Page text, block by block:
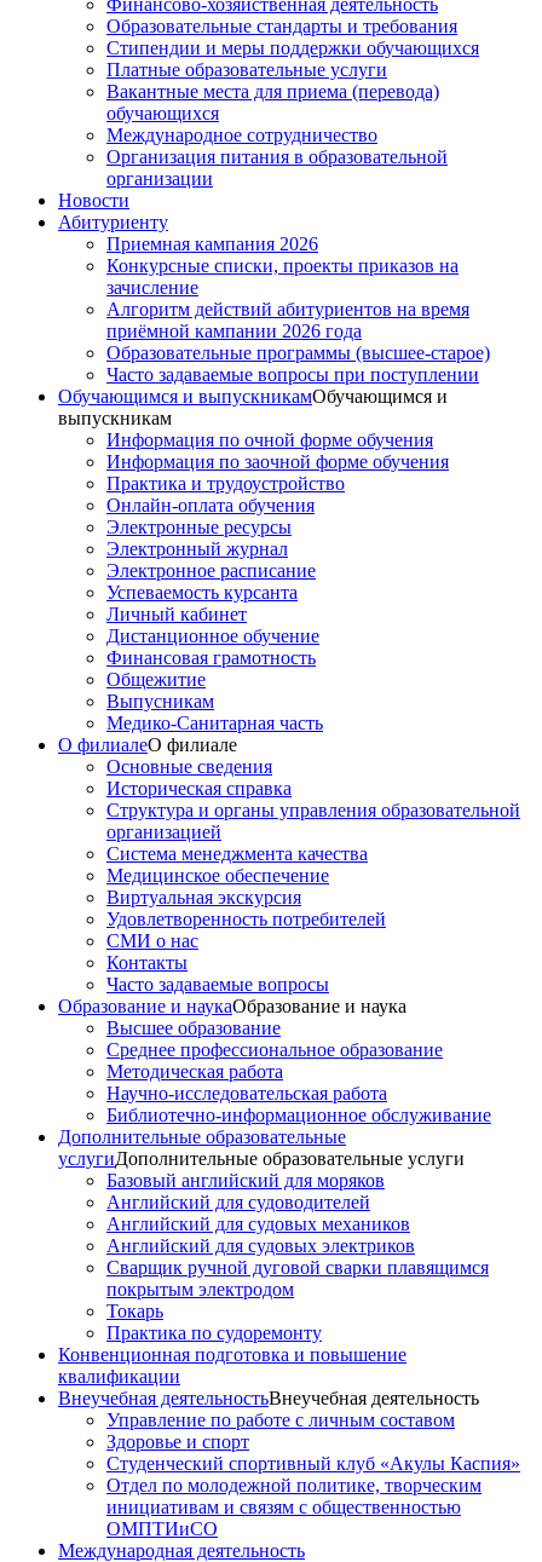
Финансово-хозяйственная деятельность
Образовательные стандарты и требования
Стипендии и меры поддержки обучающихся
Платные образовательные услуги
Вакантные места для приема (перевода)
обучающихся
Международное сотрудничество
Организация питания в образовательной
организации
Новости
Абитуриенту
Приемная кампания 2026
Конкурсные списки, проекты приказов на
зачисление
Алгоритм действий абитуриентов на время
приёмной кампании 2026 года
Образовательные программы (высшее-старое)
Часто задаваемые вопросы при поступлении
Обучающимся и выпускникамОбучающимся и
выпускникам
Информация по очной форме обучения
Информация по заочной форме обучения
Практика и трудоустройство
Онлайн-оплата обучения
Электронные ресурсы
Электронный журнал
Электронное расписание
Успеваемость курсанта
Личный кабинет
Дистанционное обучение
Финансовая грамотность
Общежитие
Выпусникам
Медико-Санитарная часть
О филиалеО филиале
Основные сведения
Историческая справка
Структура и органы управления образовательной
организацией
Система менеджмента качества
Медицинское обеспечение
Виртуальная экскурсия
Удовлетворенность потребителей
СМИ о нас
Контакты
Часто задаваемые вопросы
Образование и наукаОбразование и наука
Высшее образование
Среднее профессиональное образование
Методическая работа
Научно-исследовательская работа
Библиотечно-информационное обслуживание
Дополнительные образовательные
услугиДополнительные образовательные услуги
Базовый английский для моряков
Английский для судоводителей
Английский для судовых механиков
Английский для судовых электриков
Cварщик ручной дуговой сварки плавящимся
покрытым электродом
Токарь
Практика по судоремонту
Конвенционная подготовка и повышение
квалификации
Внеучебная деятельностьВнеучебная деятельность
Управление по работе с личным составом
Здоровье и спорт
Студенческий спортивный клуб «Акулы Каспия»
Отдел по молодежной политике, творческим
инициативам и связям с общественностью
ОМПТИиСО
Международная деятельность